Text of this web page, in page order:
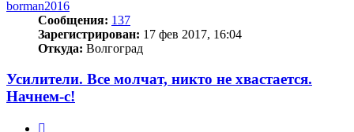
borman2016
Сообщения: 137
Зарегистрирован: 17 фев 2017, 16:04
Откуда: Волгоград
Усилители. Все молчат, никто не хвастается.
Начнем-с!